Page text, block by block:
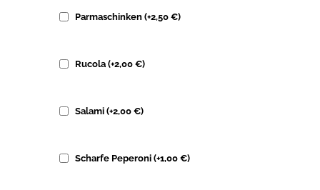
Parmaschinken (+2,50 €)
Rucola (+2,00 €)
Salami (+2,00 €)
Scharfe Peperoni (+1,00 €)